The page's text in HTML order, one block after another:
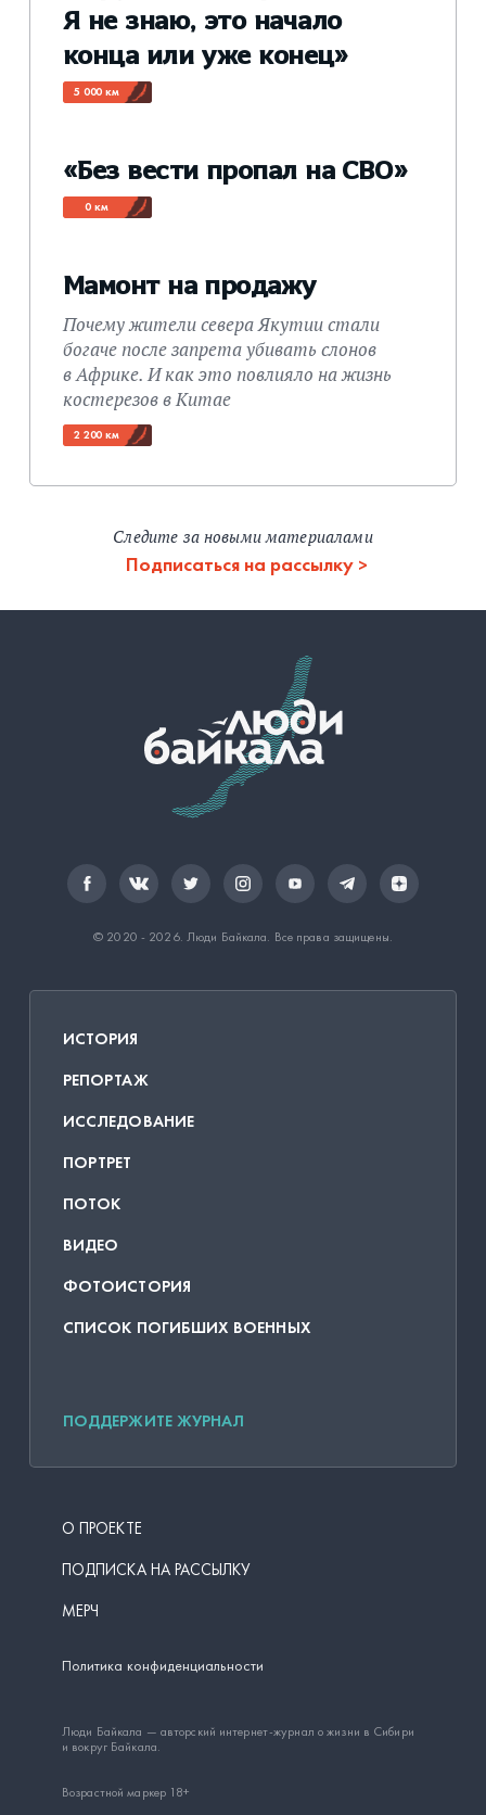
Я не знаю, это начало
конца или уже конец»
5 000 км
«Без вести пропал на СВО»
0 км
Мамонт на продажу
Почему жители севера Якутии стали
богаче после запрета убивать слонов
в Африке. И как это повлияло на жизнь
костерезов в Китае
2 200 км
Следите за новыми материалами
Подписаться на рассылку
© 2020 - 2026. Люди Байкала. Все права защищены.
ИСТОРИЯ
РЕПОРТАЖ
ИССЛЕДОВАНИЕ
ПОРТРЕТ
ПОТОК
ВИДЕО
ФОТОИСТОРИЯ
СПИСОК ПОГИБШИХ ВОЕННЫХ
ПОДДЕРЖИТЕ ЖУРНАЛ
О ПРОЕКТЕ
ПОДПИСКА НА РАССЫЛКУ
МЕРЧ
Политика конфиденциальности
Люди Байкала — авторский интернет-журнал о жизни в Сибири
и вокруг Байкала.
Возрастной маркер 18+